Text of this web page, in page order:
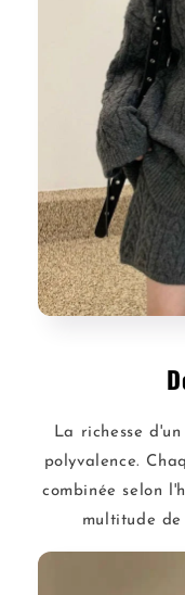
La richesse
polyvalence.
combinée selon
multitude